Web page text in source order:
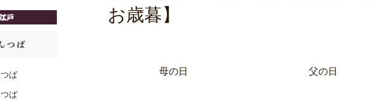
お歳暮】
母の日 父の日
ば
ば